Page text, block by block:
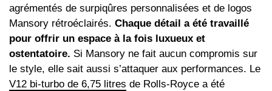
agrémentés de surpiqûres personnalisées et de logos
Mansory rétroéclairés. Chaque détail a été travaillé
pour offrir un espace à la fois luxueux et
ostentatoire. Si Mansory ne fait aucun compromis sur
le style, elle sait aussi s’attaquer aux performances. Le
V12 bi-turbo de 6,75 litres de Rolls-Royce a été